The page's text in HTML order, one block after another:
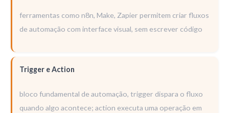
ferramentas como n8n, Make, Zapier permitem criar fluxos
de automação com interface visual, sem escrever código
Trigger e Action
bloco fundamental de automação, trigger dispara o fluxo
quando algo acontece; action executa uma operação em